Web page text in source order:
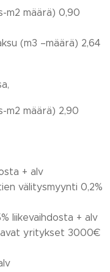
m2 määrä) 0,90
(m3 –määrä) 2,64
m2 määrä) 2,90
+ alv
välitysmyynti 0,2%
liikevaihdosta + alv
yritykset 3000€